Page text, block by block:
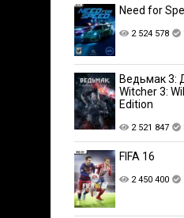
Need for
2 524 578
Ведьмак 3:
Witcher 3:
Edition
2 521 847
FIFA 16
2 450 400